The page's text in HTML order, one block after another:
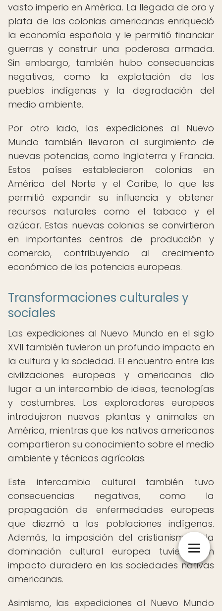
vasto imperio en América. La llegada de oro y
plata de las colonias americanas enriqueció
la economía española y le permitió financiar
guerras y construir una poderosa armada.
Sin embargo, también hubo consecuencias
negativas, como la explotación de los
pueblos indígenas y la degradación del
medio ambiente.
Por otro lado, las expediciones al Nuevo
Mundo también llevaron al surgimiento de
nuevas potencias, como Inglaterra y Francia.
Estos países establecieron colonias en
América del Norte y el Caribe, lo que les
permitió expandir su influencia y obtener
recursos naturales como el tabaco y el
azúcar. Estas nuevas colonias se convirtieron
en importantes centros de producción y
comercio, contribuyendo al crecimiento
económico de las potencias europeas.
Transformaciones culturales y
sociales
Las expediciones al Nuevo Mundo en el siglo
XVII también tuvieron un profundo impacto en
la cultura y la sociedad. El encuentro entre las
civilizaciones europeas y americanas dio
lugar a un intercambio de ideas, tecnologías
y costumbres. Los exploradores europeos
introdujeron nuevas plantas y animales en
América, mientras que los nativos americanos
compartieron su conocimiento sobre el medio
ambiente y técnicas agrícolas.
Este intercambio cultural también tuvo
consecuencias negativas, como la
propagación de enfermedades europeas
que diezmó a las poblaciones indígenas.
Además, la imposición del cristianismo y la
dominación cultural europea tuvieron un
impacto duradero en las sociedades nativas
americanas.
Asimismo, las expediciones al Nuevo Mundo